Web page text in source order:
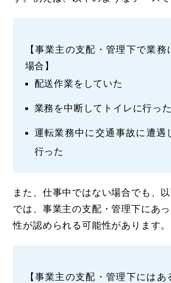
【事業主の支配・管理下で業務
場合】
配送作業をしていた
業務を中断してトイレに行った
運転業務中に交通事故に遭遇
行った
また、仕事中ではない場合でも、
では、事業主の支配・管理下にあ
性が認められる可能性があります。
【事業主の支配・管理下にはあ